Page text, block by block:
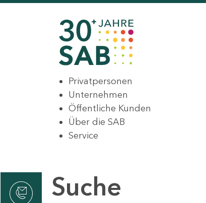
Privatpersonen
Unternehmen
Öffentliche Kunden
Über die SAB
Service
Suche